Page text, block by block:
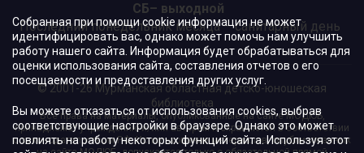
СБ– выходной
Последний понедельник месяца – санитарный день
© 2001-26 Мурманская областная детско-юношеская
библиотека
Все права на материалы, опубликованные на сайте МОДЮБ,
принадлежат учреждению и/или авторам и охраняются в соответствии
с законодательством РФ. Использование материалов, опубликованных
Собранная при помощи cookie информация не может
идентифицировать вас, однако может помочь нам улучшить
работу нашего сайта. Информация будет обрабатываться для
оценки использования сайта, составления отчетов о его
посещаемости и предоставления других услуг.
Вы можете отказаться от использования cookies, выбрав
соответствующие настройки в браузере. Однако это может
повлиять на работу некоторых функций сайта. Используя этот